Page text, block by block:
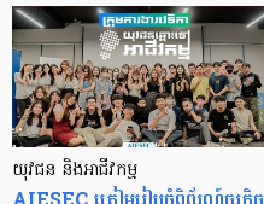
យុវជន និងអាជីវកម្ម